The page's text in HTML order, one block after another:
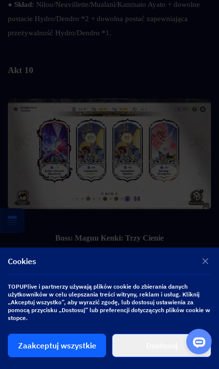
● Skład: Nilou/Neuvillette/Mualani/Kamisato Ayato + dowolne
postacie Hydro/Dendro *2 + dowolna postać zapewniająca
przeżywalność Hydro/Dendro *1.
Akt 10
Boss: Maguu Kenki: Trzy Cienie
Cookies
TOPUPlive i partnerzy używają plików cookie do zbierania danych
użytkowników w celu ulepszania treści witryny, reklam i usług. Kliknij
„Akceptuj wszystko”, aby wyrazić zgodę, lub dostosuj ustawienia za
pomocą przycisku „Dostosuj” lub preferencji dotyczących plików cookie w
stopce.
Zaakceptuj wszystkie